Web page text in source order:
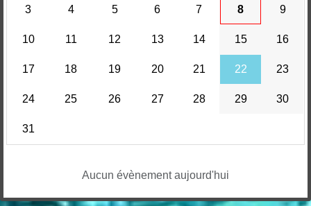
3 4 5 6 7 8 9
10 11 12 13 14 15 16
17 18 19 20 21 22 23
24 25 26 27 28 29 30
31
Aucun évènement aujourd'hui